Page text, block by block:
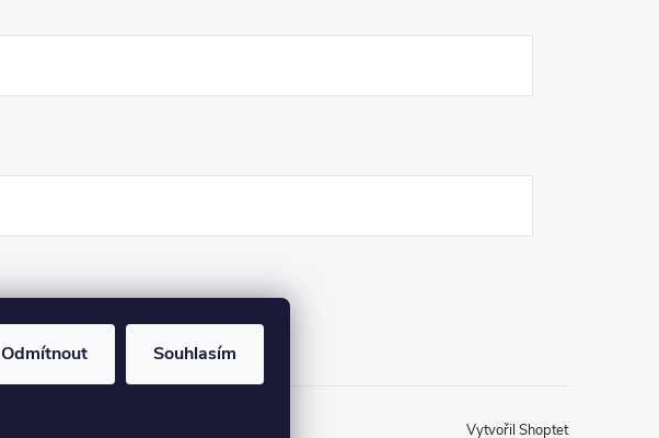
Odmítnout Souhlasím
Vytvořil Shoptet